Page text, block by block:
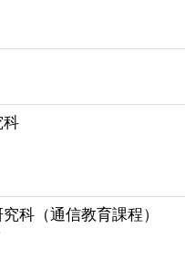
科
科（通信教育課程）